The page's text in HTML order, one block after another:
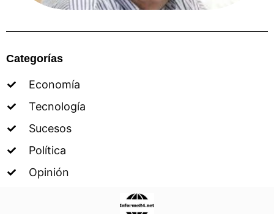
Categorías
Economía
Tecnología
Sucesos
Política
Opinión